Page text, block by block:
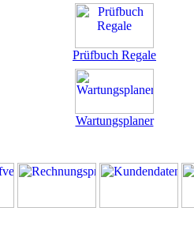
Prüfbuch Regale
Wartungsplaner